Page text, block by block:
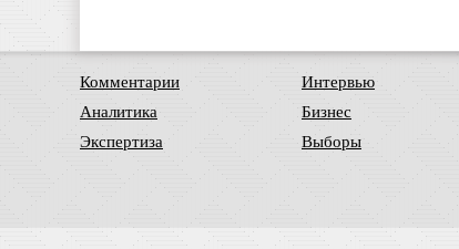
Комментарии
Аналитика
Экспертиза
Интервью
Бизнес
Выборы